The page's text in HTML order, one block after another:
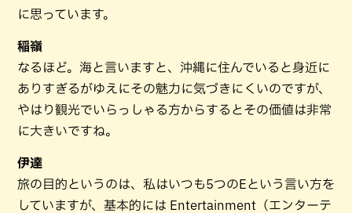
に思っています。
稲嶺
なるほど。海と言いますと、沖縄に住んでいると身近に
ありすぎるがゆえにその魅力に気づきにくいのですが、
やはり観光でいらっしゃる方からするとその価値は非常
に大きいですね。
伊達
旅の目的というのは、私はいつも5つのEという言い方を
していますが、基本的には Entertainment（エンターテ